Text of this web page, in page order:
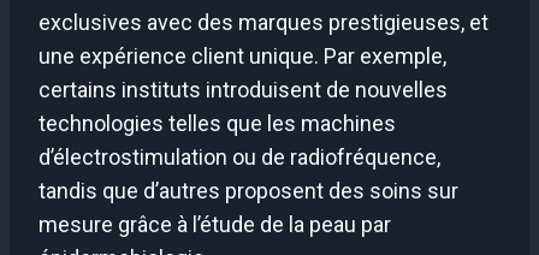
exclusives avec des marques prestigieuses, et
une expérience client unique. Par exemple,
certains instituts introduisent de nouvelles
technologies telles que les machines
d’électrostimulation ou de radiofréquence,
tandis que d’autres proposent des soins sur
mesure grâce à l’étude de la peau par